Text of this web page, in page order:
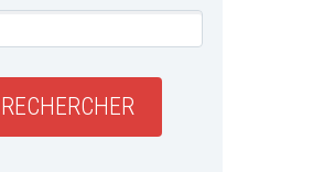
RECHERCHER